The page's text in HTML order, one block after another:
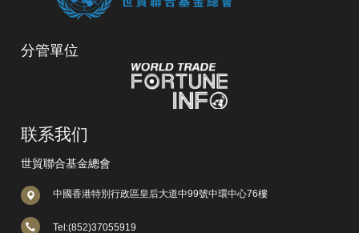
分管單位
联系我们
世貿聯合基金總會
中國香港特別行政區皇后大道中99號中環中心76樓
Tel:(852)37055919